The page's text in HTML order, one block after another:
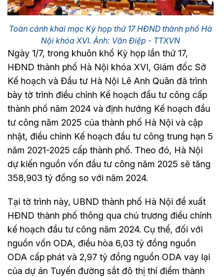
Toàn cảnh khai mạc Kỳ họp thứ 17 HĐND thành phố Hà
Nội khóa XVI. Ảnh: Văn Điệp - TTXVN
Ngày 1/7, trong khuôn khổ Kỳ họp lần thứ 17,
HĐND thành phố Hà Nội khóa XVI, Giám đốc Sở
Kế hoạch và Đầu tư Hà Nội Lê Anh Quân đã trình
bày tờ trình điều chỉnh Kế hoạch đầu tư công cấp
thành phố năm 2024 và định hướng Kế hoạch đầu
tư công năm 2025 của thành phố Hà Nội và cập
nhật, điều chỉnh Kế hoạch đầu tư công trung hạn 5
năm 2021-2025 cấp thành phố. Theo đó, Hà Nội
dự kiến nguồn vốn đầu tư công năm 2025 sẽ tăng
358,903 tỷ đồng so với năm 2024.
Tại tờ trình này, UBND thành phố Hà Nội đề xuất
HĐND thành phố thông qua chủ trương điều chỉnh
kế hoạch đầu tư công năm 2024. Cụ thể, đối với
nguồn vốn ODA, điều hòa 6,03 tỷ đồng nguồn
ODA cấp phát và 2,97 tỷ đồng nguồn ODA vay lại
của dự án Tuyến đường sắt đô thị thí điểm thành